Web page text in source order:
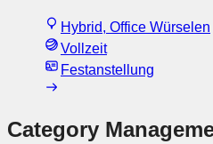
Hybrid, Office Würselen
Vollzeit
Festanstellung
Category